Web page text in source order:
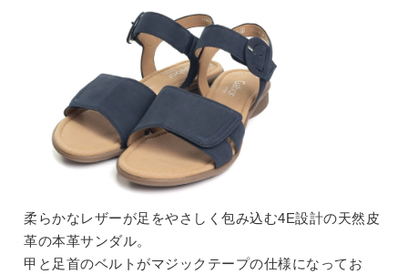
柔らかなレザーが足をやさしく包み込む4E設計の天然皮
革の本革サンダル。
甲と足首のベルトがマジックテープの仕様になってお